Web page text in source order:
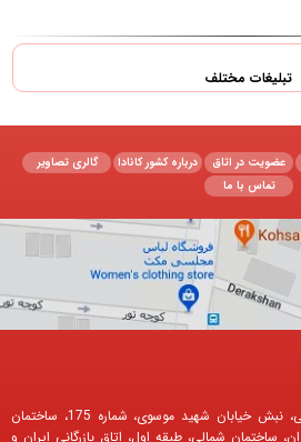
تبلیغات مختلف
عضویت در اتاق درباره کشور کانادا
گالری تصاویر
تماس با ما
نشانی اتاق: تهران، خیابان طالقانی، نبش خیابان شهید موسوی، شماره 175، ساختمان
ساختمان شمالی، طبقه اول، اتاق بازرگانی ایران و